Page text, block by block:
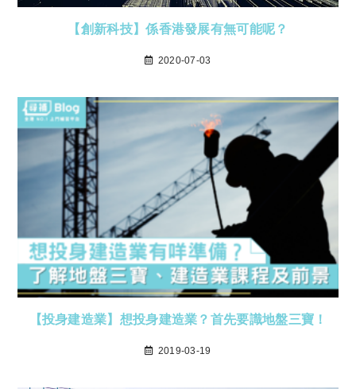
【創新科技】係香港發展有無可能呢？
2020-07-03
【投身建造業】想投身建造業？首先要識地盤三寶！
2019-03-19